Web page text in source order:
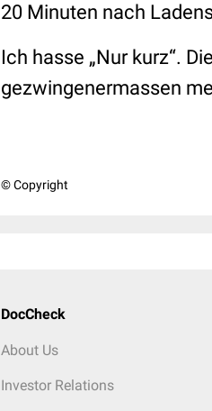
20 Minuten nach
Ich hasse „Nur kurz“.
gezwingenermassen
© Copyright
DocCheck
About Us
Investor Relations